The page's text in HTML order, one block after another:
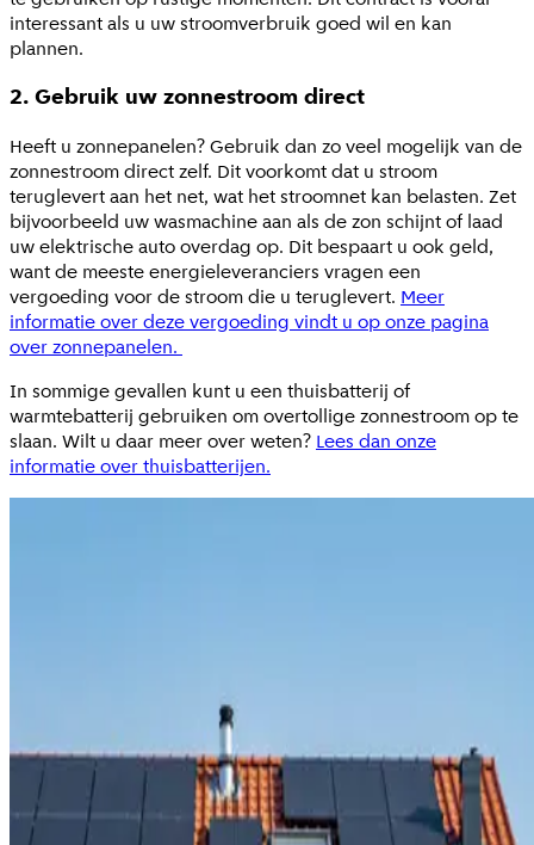
interessant als u uw stroomverbruik goed wil en kan
plannen.
2. Gebruik uw zonnestroom direct
Heeft u zonnepanelen? Gebruik dan zo veel mogelijk van de
zonnestroom direct zelf. Dit voorkomt dat u stroom
teruglevert aan het net, wat het stroomnet kan belasten. Zet
bijvoorbeeld uw wasmachine aan als de zon schijnt of laad
uw elektrische auto overdag op. Dit bespaart u ook geld,
want de meeste energieleveranciers vragen een
vergoeding voor de stroom die u teruglevert. Meer
informatie over deze vergoeding vindt u op onze pagina
over zonnepanelen.
In sommige gevallen kunt u een thuisbatterij of
warmtebatterij gebruiken om overtollige zonnestroom op te
slaan. Wilt u daar meer over weten? Lees dan onze
informatie over thuisbatterijen.